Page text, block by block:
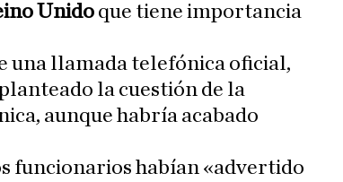
Unido que tiene importancia
una llamada telefónica oficial,
la cuestión de la
aunque habría acabado
funcionarios habían «advertido